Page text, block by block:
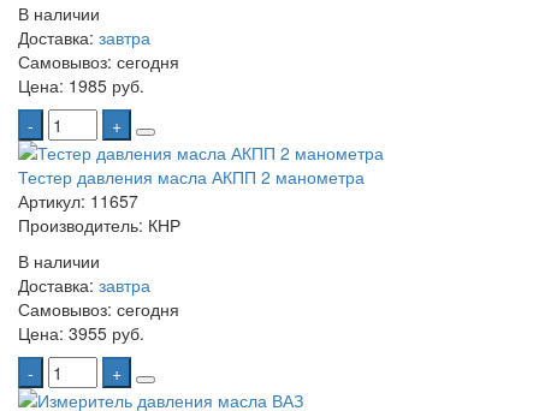
В наличии
Доставка: завтра
Самовывоз: сегодня
Цена: 1985 руб.
-
+
Тестер давления масла АКПП 2 манометра
Артикул: 11657
Производитель: КНР
В наличии
Доставка: завтра
Самовывоз: сегодня
Цена: 3955 руб.
-
+